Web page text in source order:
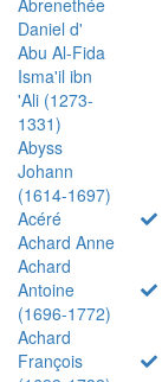
Daniel d'
Abu Al-Fida
Isma'il ibn
'Ali (1273-
1331)
Abyss
Johann
(1614-1697)
Acéré
Achard Anne
Achard
Antoine
(1696-1772)
Achard
François